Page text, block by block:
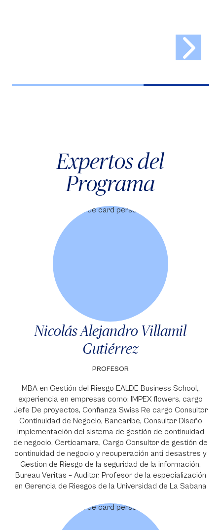
Expertos del
Programa
Nicolás Alejandro Villamil
Gutiérrez
PROFESOR
MBA en Gestión del Riesgo EALDE Business School,,
experiencia en empresas como: IMPEX flowers, cargo
Jefe De proyectos, Confianza Swiss Re cargo Consultor
Continuidad de Negocio, Bancaribe, Consultor Diseño
implementación del sistema de gestión de continuidad
de negocio, Certicamara, Cargo Consultor de gestión de
continuidad de negocio y recuperación anti desastres y
Gestion de Riesgo de la seguridad de la información,
Bureau Veritas – Auditor, Profesor de la especialización
en Gerencia de Riesgos de la Universidad de La Sabana